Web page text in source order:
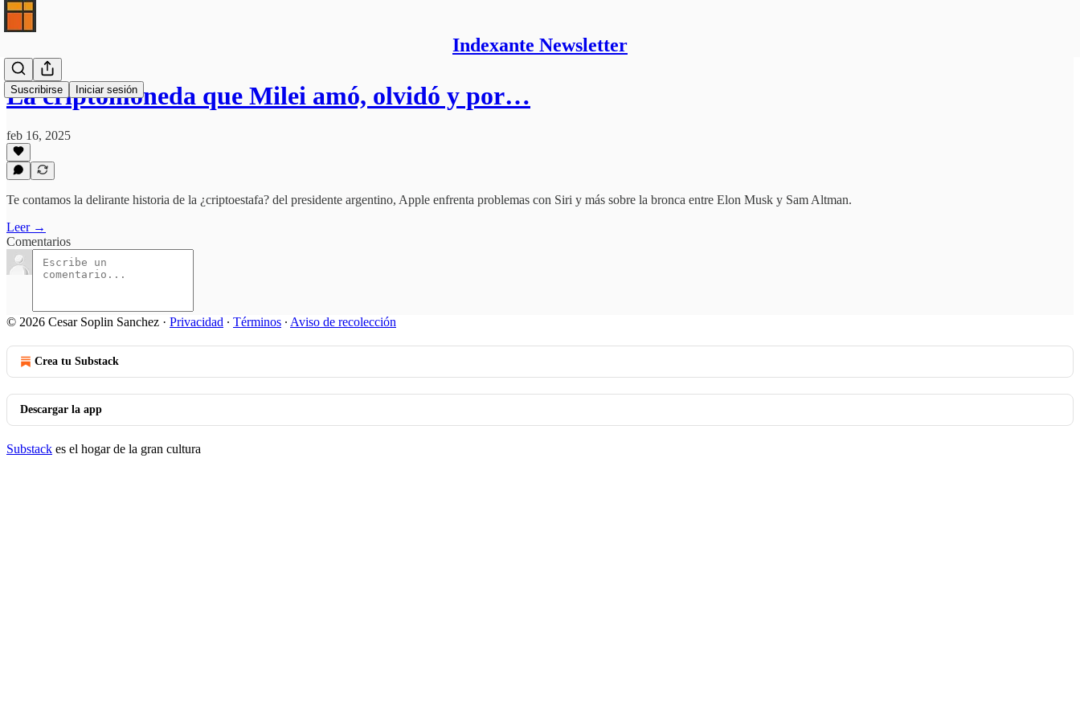
Indexante Newsletter
Suscribirse Iniciar sesión
La criptomoneda que Milei amó, olvidó y por…
feb 16, 2025
Te contamos la delirante historia de la ¿criptoestafa? del presidente argentino, Apple enfrenta problemas con Siri y más sobre la bronca entre Elon Musk y Sam Altman.
Leer →
Comentarios
© 2026 Cesar Soplin Sanchez · Privacidad ∙ Términos ∙ Aviso de recolección
Crea tu Substack
Descargar la app
Substack es el hogar de la gran cultura